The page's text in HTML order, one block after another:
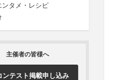
ンタメ・レシピ
主催者の皆様へ
ンテスト掲載申し込み